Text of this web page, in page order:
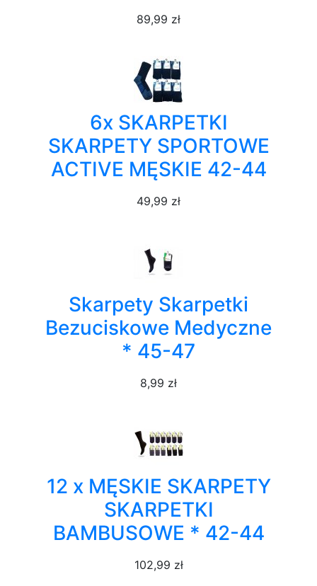
89,99 zł
6x SKARPETKI
SKARPETY SPORTOWE
ACTIVE MĘSKIE 42-44
49,99 zł
Skarpety Skarpetki
Bezuciskowe Medyczne
* 45-47
8,99 zł
12 x MĘSKIE SKARPETY
SKARPETKI
BAMBUSOWE * 42-44
102,99 zł